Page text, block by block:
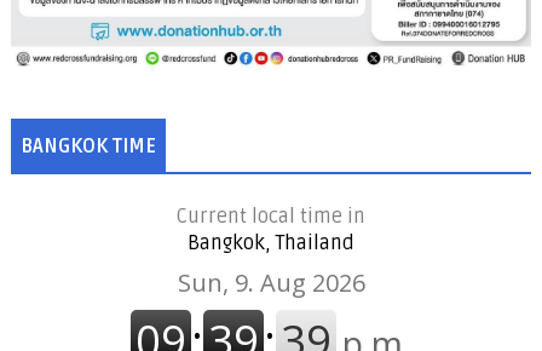
BANGKOK TIME
Current local time in
Bangkok, Thailand